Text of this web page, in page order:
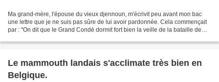
Ma grand-mère, l'épouse du vieux djennoun, m'écrivit peu avant mon bac
une lettre que je ne suis pas sûre de lui avoir pardonnée. Cela commençait
par : "On dit que le Grand Condé dormit fort bien la veille de la bataille de
Le mammouth landais s'acclimate très bien en
Belgique.